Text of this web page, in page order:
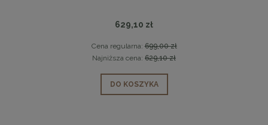
629,10 zł
Cena regularna:699,00 zł
Najniższa cena: 629,10 zł
DO KOSZYKA